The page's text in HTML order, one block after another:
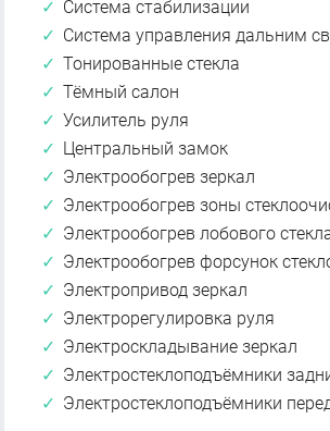
Система стабилизации
Система управления дальним
Тонированные стекла
Тёмный салон
Усилитель руля
Центральный замок
Электрообогрев зеркал
Электрообогрев зоны
Электрообогрев лобового
Электрообогрев форсунок
Электропривод зеркал
Электрорегулировка руля
Электроскладывание зеркал
Электростеклоподъёмники
Электростеклоподъёмники